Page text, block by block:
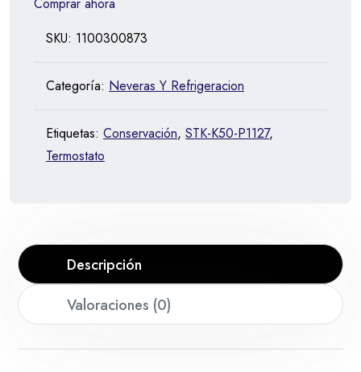
SKU: 1100300873
Categoría: Neveras Y Refrigeracion
Etiquetas: Conservación, STK-K50-P1127,
Termostato
Descripción
Valoraciones (0)